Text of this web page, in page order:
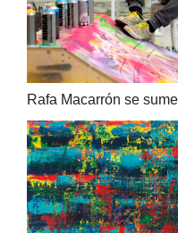
Rafa Macarrón se